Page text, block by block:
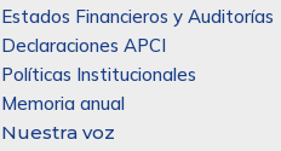
Estados Financieros y Auditorías
Declaraciones APCI
Políticas Institucionales
Memoria anual
Nuestra voz